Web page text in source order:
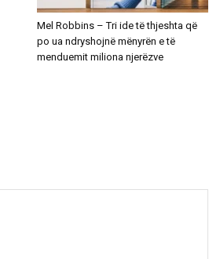
Mel Robbins – Tri ide të thjeshta që
po ua ndryshojnë mënyrën e të
menduemit miliona njerëzve